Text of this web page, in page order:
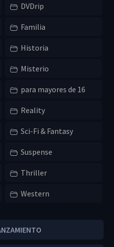
DVDrip
Familia
Historia
Misterio
para mayores de 16
Reality
Sci-Fi & Fantasy
Suspense
Thriller
Western